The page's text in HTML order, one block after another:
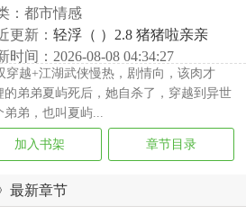
：都市情感
更新： 轻浮（ ）2.8 猪猪啦亲亲
时间：2026-08-08 04:34:27
穿越+江湖武侠慢热，剧情向，该肉才
弟弟夏屿死后，她自杀了，穿越到异世
弟，也叫夏屿...
加入书架 章节目录
最新章节